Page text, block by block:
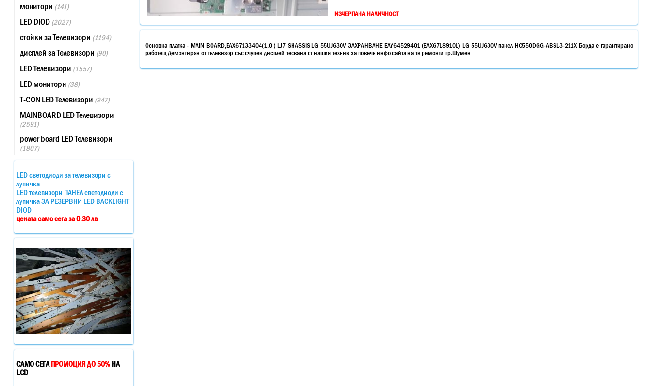
монитори (141)
LED DIOD (2027)
стойки за Телевизори (1194)
дисплей за Телевизори (90)
LED Телевизори (1557)
LED монитори (38)
T-CON LED Телевизори (947)
MAINBOARD LED Телевизори
(2591)
power board LED Телевизори
(1807)
LED светодиоди за телевизори с
лупичка
LED телевизори ПАНЕЛ светодиоди с
лупичка ЗА РЕЗЕРВНИ LED BACKLIGHT
DIOD
цената само сега за 0.30 лв
САМО СЕГАПРОМОЦИЯ ДО 50% НА
LCD
ИЗЧЕРПАНА НАЛИЧНОСТ
Основна платка - MAIN BOARD,EAX67133404(1.0 ) LJ7 SHASSIS LG 55UJ630V ЗАХРАНВАНЕ EAY64529401 (EAX67189101) LG 55UJ630V панел HC550DGG-ABSL3-211X Борда е гарантирано
работещ Демонтиран от телевизор със счупен дисплей тесвана от нашия техник за повече инфо сайта на тв ремонти гр.Шумен